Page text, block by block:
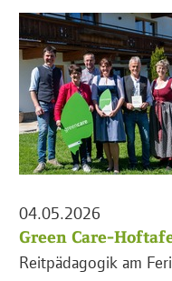
04.05.2026
Green Care-
Reitpädagogik am